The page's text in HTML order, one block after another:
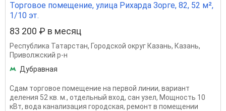
Торговое помещение, улица Рихарда Зорге, 82, 52 м²,
1/10 эт.
83 200 ₽ в месяц
Республика Татарстан, Городской округ Казань, Казань,
Приволжский р-н
Дубравная
Сдам торговое помещение на первой линии, вариант
деления 52 кв. м., отдельный вход, сан узел, Мощность 10
кВт, вода канализация городская, ремонт в помещении